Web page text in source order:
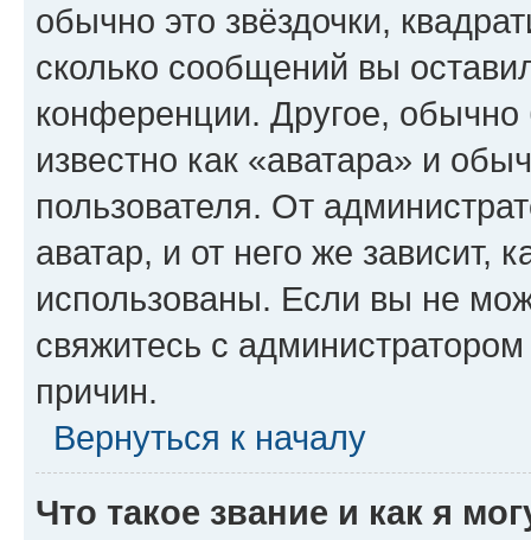
обычно это звёздочки,
сколько сообщений вы
конференции. Другое,
известно как «аватара» и
пользователя. От
аватар, и от него же зависит,
использованы. Если вы не
свяжитесь с
причин.
Вернуться к началу
Что такое звание и как я